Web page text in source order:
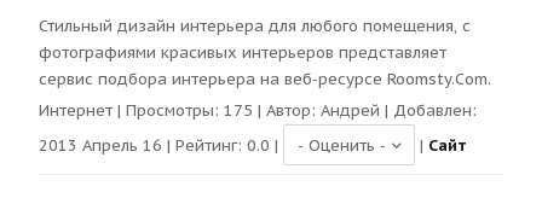
Стильный дизайн интерьера для любого помещения, с
фотографиями красивых интерьеров представляет
сервис подбора интерьера на веб-ресурсе Roomsty.Com.
Интернет | Просмотры: 175 | Автор: Андрей | Добавлен:
2013 Апрель 16 | Рейтинг: 0.0 | | Сайт